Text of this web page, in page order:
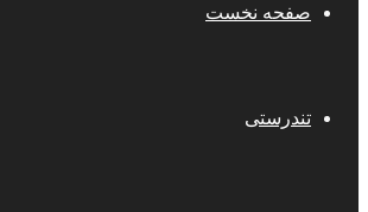
صفحه نخست
تندرستی